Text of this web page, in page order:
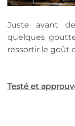
Juste avant
quelques
ressortir le goût
Testé et